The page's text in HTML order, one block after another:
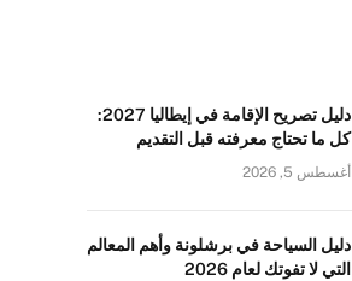
دليل تصريح الإقامة في إيطاليا 2027:
كل ما تحتاج معرفته قبل التقديم
أغسطس 5, 2026
دليل السياحة في برشلونة وأهم المعالم
التي لا تفوتك لعام 2026